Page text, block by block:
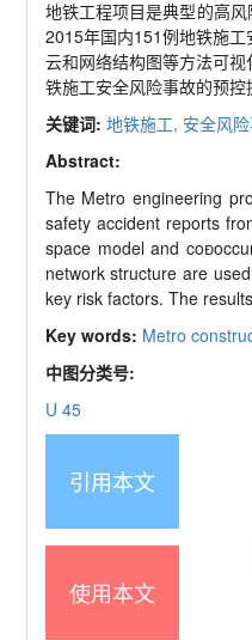
地铁工程项目是典型的高
2015年国内151例地铁施
云和网络结构图等方法可
铁施工安全风险事故的预控
关键词: 地铁施工, 安全风
Abstract:
The Metro engineering
safety accident reports
space model and
network structure are
key risk factors. The
Key words: Metro
中图分类号:
U 45
引用本文
使用本文